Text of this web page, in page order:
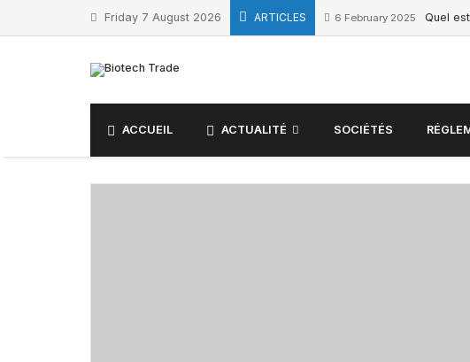
Friday 7 August 2026 ARTICLES 6 February 2025 Quel
ACCUEIL ACTUALITÉ SOCIÉTÉS